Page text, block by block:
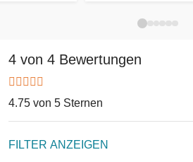
4 von 4 Bewertungen
4.75 von 5 Sternen
FILTER ANZEIGEN